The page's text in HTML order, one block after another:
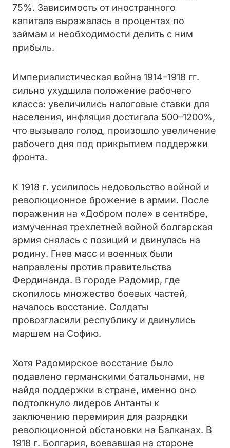
75%. Зависимость от иностранного
капитала выражалась в процентах по
займам и необходимости делить с ним
прибыль.
Империалистическая война 1914–1918 гг.
сильно ухудшила положение рабочего
класса: увеличились налоговые ставки для
населения, инфляция достигала 500–1200%,
что вызывало голод, произошло увеличение
рабочего дня под прикрытием поддержки
фронта.
К 1918 г. усилилось недовольство войной и
революционное брожение в армии. После
поражения на «Добром поле» в сентябре,
измученная трехлетней войной болгарская
армия снялась с позиций и двинулась на
родину. Гнев масс и военных были
направлены против правительства
Фердинанда. В городе Радомир, где
скопилось множество боевых частей,
началось восстание. Солдаты
провозгласили республику и двинулись
маршем на Софию.
Хотя Радомирское восстание было
подавлено германскими батальонами, не
найдя поддержки в стране, именно оно
подтолкнуло лидеров Антанты к
заключению перемирия для разрядки
революционной обстановки на Балканах. В
1918 г. Болгария, воевавшая на стороне